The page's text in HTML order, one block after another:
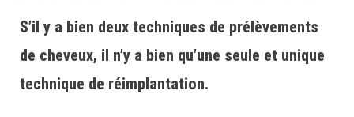
S’il y a bien deux techniques de prélèvements
de cheveux, il n’y a bien qu’une seule et unique
technique de réimplantation.